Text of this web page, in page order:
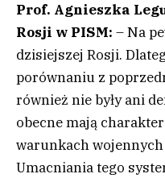
Prof. Agnieszka
Rosji w PISM: – Na
dzisiejszej Rosji.
porównaniu z
również nie były ani
obecne mają
warunkach
Umacniania tego